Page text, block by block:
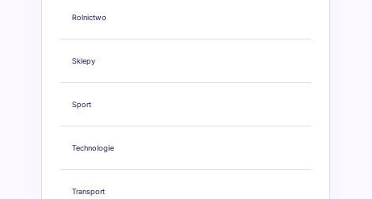
Rolnictwo
Sklepy
Sport
Technologie
Transport